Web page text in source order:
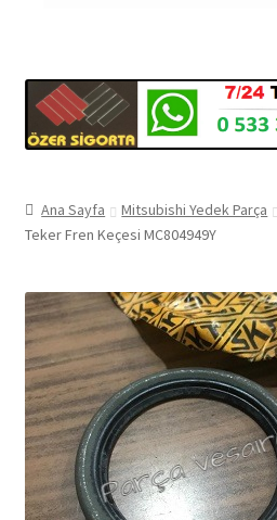
Ana Sayfa Mitsubishi Yedek Parça
Teker Fren Keçesi MC804949Y